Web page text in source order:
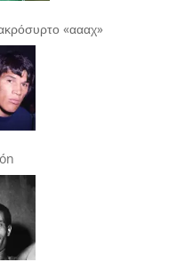
«αααχ»